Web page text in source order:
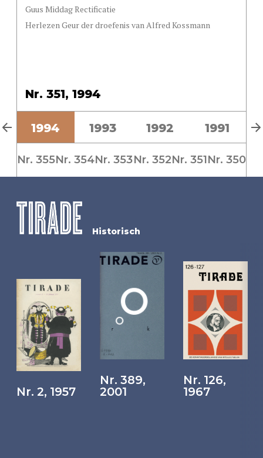
Guus Middag Rectificatie
Herlezen Geur der droefenis van Alfred Kossmann
Nr. 351, 1994
1994 1993 1992 1991
Nr. 355Nr. 354Nr. 353Nr. 352Nr. 351Nr. 350
Historisch
Nr. 2, 1957
Nr. 389,
2001
Nr. 126,
1967